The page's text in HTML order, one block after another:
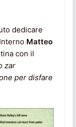
dedicare
Matteo
con il
zar
per disfare